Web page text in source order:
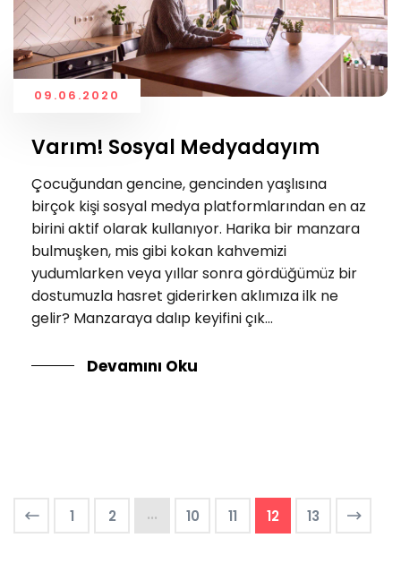
09.06.2020
Varım! Sosyal Medyadayım
Çocuğundan gencine, gencinden yaşlısına
birçok kişi sosyal medya platformlarından en az
birini aktif olarak kullanıyor. Harika bir manzara
bulmuşken, mis gibi kokan kahvemizi
yudumlarken veya yıllar sonra gördüğümüz bir
dostumuzla hasret giderirken aklımıza ilk ne
gelir? Manzaraya dalıp keyifini çık...
Devamını Oku
1 2 ... 10 11 12 13